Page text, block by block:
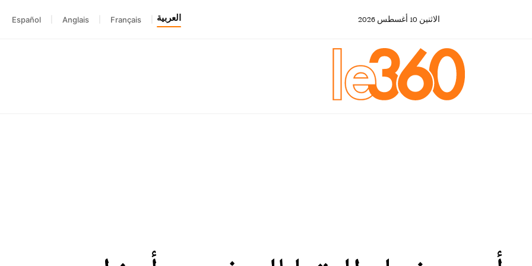
الاثنين 10 أغسطس 2026 العربية Français
Anglais
Español